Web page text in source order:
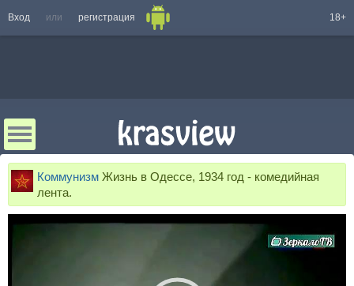
Вход или регистрация 18+
Коммунизм Жизнь в Одессе, 1934 год - комедийная
лента.